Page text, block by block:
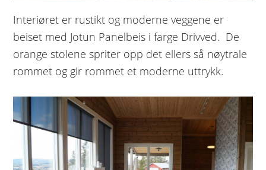
Interiøret er rustikt og moderne veggene er
beiset med Jotun Panelbeis i farge Drivved. De
orange stolene spriter opp det ellers så nøytrale
rommet og gir rommet et moderne uttrykk.